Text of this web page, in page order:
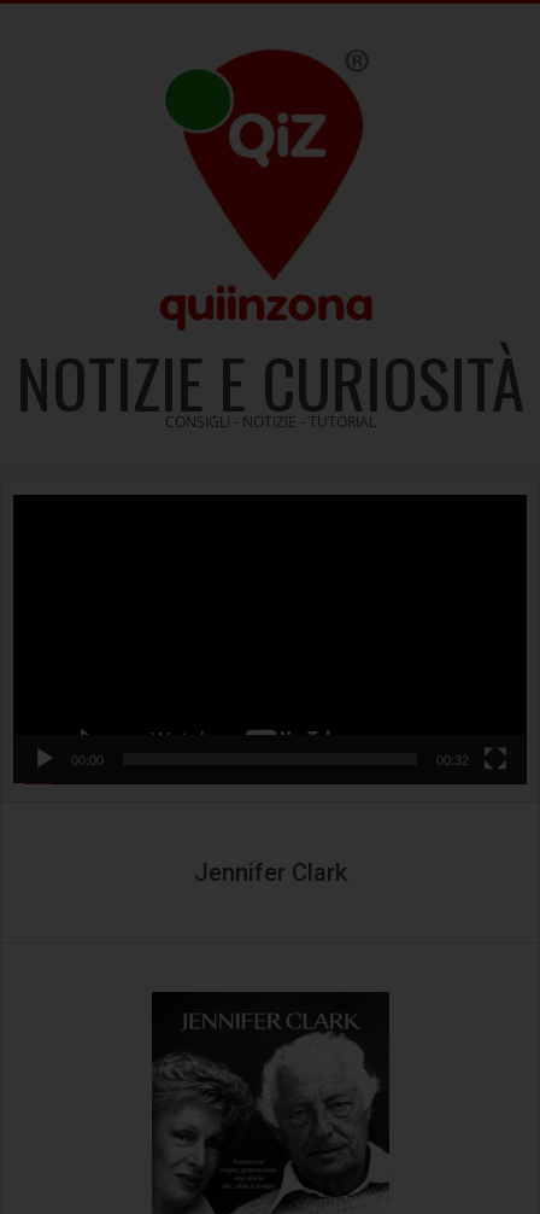
NOTIZIE E CURIOSITÀ
CONSIGLI - NOTIZIE - TUTORIAL
00:00 00:32
Jennifer Clark